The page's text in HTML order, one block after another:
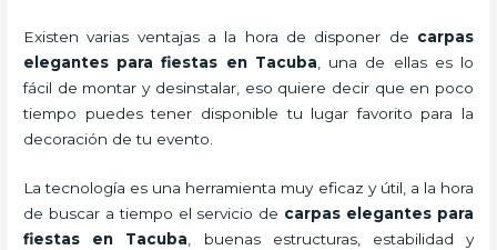
Existen varias ventajas a la hora de disponer de carpas
elegantes para fiestas en Tacuba , una de ellas es lo
fácil de montar y desinstalar, eso quiere decir que en poco
tiempo puedes tener disponible tu lugar favorito para la
decoración de tu evento.
La tecnología es una herramienta muy eficaz y útil, a la hora
de buscar a tiempo el servicio de carpas elegantes para
fiestas en Tacuba, buenas estructuras, estabilidad y